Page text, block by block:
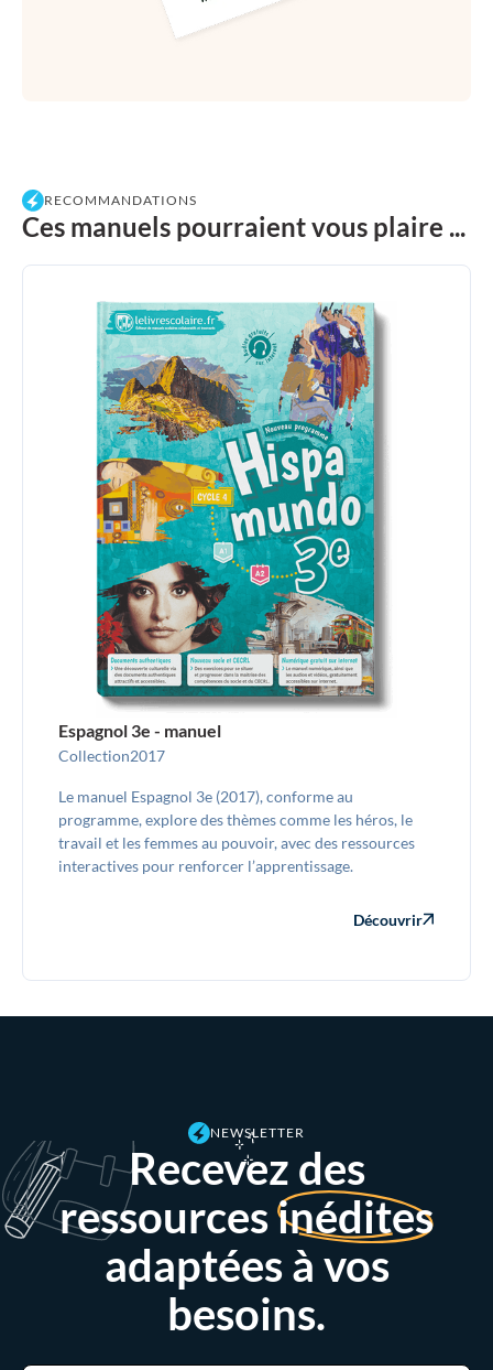
RECOMMANDATIONS
Ces manuels pourraient vous plaire ...
Espagnol 3e - manuel
Collection2017
Le manuel Espagnol 3e (2017), conforme au
programme, explore des thèmes comme les héros, le
travail et les femmes au pouvoir, avec des ressources
interactives pour renforcer l’apprentissage.
Découvrir
NEWSLETTER
Recevez des
ressourcesinédites
adaptées à vos
besoins.